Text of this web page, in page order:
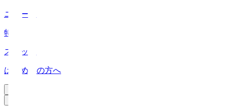
ニュース
特集
スタッツ
はじめての方へ